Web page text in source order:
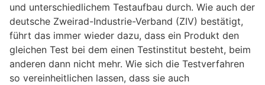
und unterschiedlichem Testaufbau durch. Wie auch der
deutsche Zweirad-Industrie-Verband (ZIV) bestätigt,
führt das immer wieder dazu, dass ein Produkt den
gleichen Test bei dem einen Testinstitut besteht, beim
anderen dann nicht mehr. Wie sich die Testverfahren
so vereinheitlichen lassen, dass sie auch